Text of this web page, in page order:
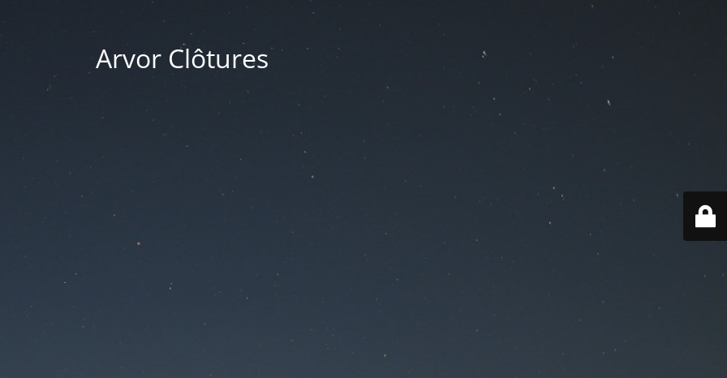
Arvor Clôtures